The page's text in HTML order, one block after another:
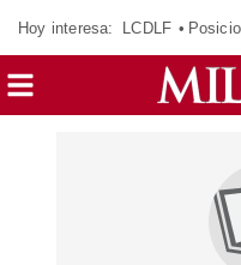
Hoy interesa: LCDLF